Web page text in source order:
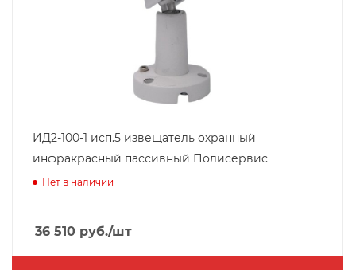
ИД2-100-1 исп.5 извещатель охранный
инфракрасный пассивный Полисервис
Нет в наличии
36 510 руб./шт